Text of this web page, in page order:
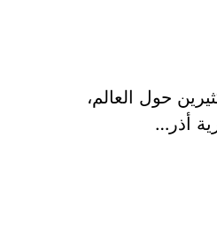
حول العالم،
أذر…